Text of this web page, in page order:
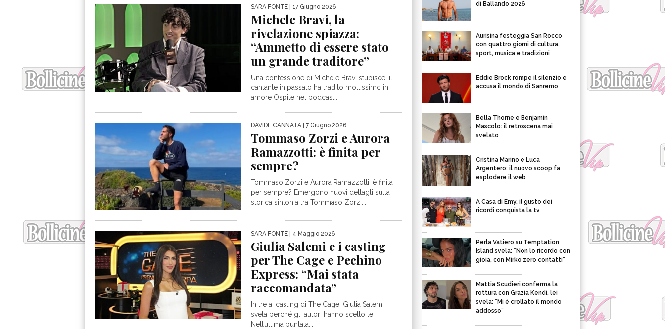
SARA FONTE | 17 Giugno 2026
Michele Bravi, la
rivelazione spiazza:
“Ammetto di essere stato
un grande traditore”
Una confessione di Michele Bravi stupisce, il
cantante in passato ha tradito moltissimo in
amore Ospite nel podcast...
DAVIDE CANNATA | 7 Giugno 2026
Tommaso Zorzi e Aurora
Ramazzotti: è finita per
sempre?
Tommaso Zorzi e Aurora Ramazzotti: è finita
per sempre? Emergono nuovi dettagli sulla
storica sintonia tra Tommaso Zorzi...
SARA FONTE | 4 Maggio 2026
Giulia Salemi e i casting
per The Cage e Pechino
Express: “Mai stata
raccomandata”
In tre ai casting di The Cage, Giulia Salemi
svela perché gli autori hanno scelto lei
Nell’ultima puntata...
di Ballando 2026
Aurisina festeggia San Rocco
con quattro giorni di cultura,
sport, musica e tradizioni
Eddie Brock rompe il silenzio e
accusa il mondo di Sanremo
Bella Thorne e Benjamin
Mascolo: il retroscena mai
svelato
Cristina Marino e Luca
Argentero: il nuovo scoop fa
esplodere il web
A Casa di Emy, il gusto dei
ricordi conquista la tv
Perla Vatiero su Temptation
Island svela: “Non lo ricordo con
gioia, con Mirko zero contatti”
Mattia Scudieri conferma la
rottura con Grazia Kendi, lei
svela: “Mi è crollato il mondo
addosso”